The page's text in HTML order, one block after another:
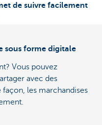
de suivre facilement
sous forme digitale
Vous pouvez
avec des
les marchandises